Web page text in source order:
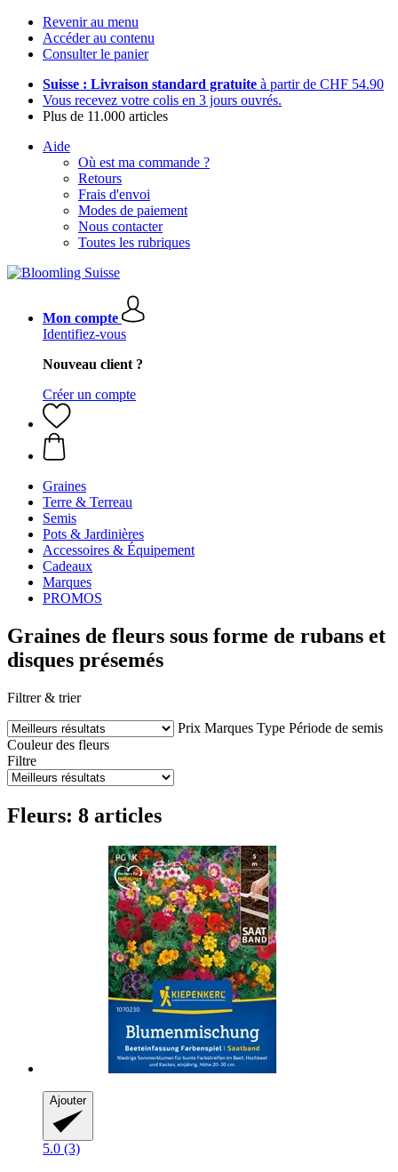
Revenir au menu
Accéder au contenu
Consulter le panier
Suisse : Livraison standard gratuite à partir de CHF 54.90
Vous recevez votre colis en 3 jours ouvrés.
Plus de 11.000 articles
Aide
Où est ma commande ?
Retours
Frais d'envoi
Modes de paiement
Nous contacter
Toutes les rubriques
Mon compte
Identifiez-vous
Nouveau client ?
Créer un compte
Graines
Terre & Terreau
Semis
Pots & Jardinières
Accessoires & Équipement
Cadeaux
Marques
PROMOS
Graines de fleurs sous forme de rubans et
disques présemés
Filtrer & trier
Prix Marques Type Période de semis
Couleur des fleurs
Filtre
Fleurs: 8 articles
Ajouter
5.0 (3)